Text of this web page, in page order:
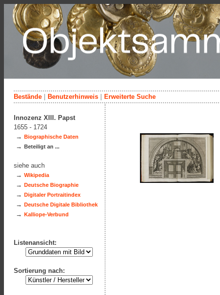
Bestände Benutzerhinweis Erweiterte Suche
Innozenz XIII. Papst
1655 - 1724
→ Biographische Daten
→ Beteiligt an ...
siehe auch
→ Wikipedia
→ Deutsche Biographie
→ Digitaler Portraitindex
→ Deutsche Digitale Bibliothek
→ Kalliope-Verbund
Listenansicht:
Sortierung nach: